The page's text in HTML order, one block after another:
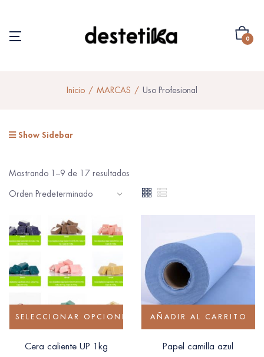
0
Inicio MARCAS Uso Profesional
Show Sidebar
Mostrando 1–9 de 17 resultados
SELECCIONAR OPCIONES
Cera caliente UP 1kg
AÑADIR AL CARRITO
Papel camilla azul